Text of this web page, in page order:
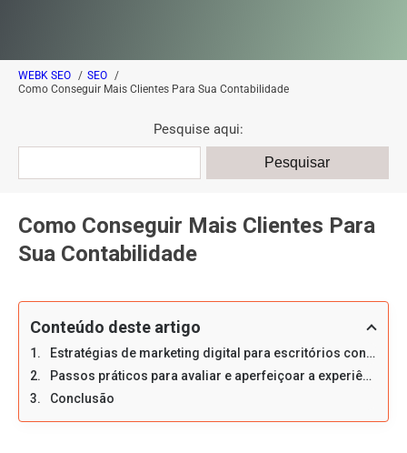
WEBK SEO
SEO
Como Conseguir Mais Clientes Para Sua Contabilidade
Pesquise aqui:
Como Conseguir Mais Clientes Para
Sua Contabilidade
Conteúdo deste artigo
Estratégias de marketing digital para escritórios contábeis
Passos práticos para avaliar e aperfeiçoar a experiência do cliente
Conclusão